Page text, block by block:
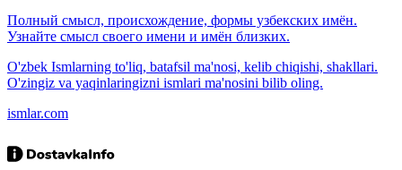
Полный смысл, происхождение, формы узбекских имён.
Узнайте смысл своего имени и имён близких.
O'zbek Ismlarning to'liq, batafsil ma'nosi, kelib chiqishi, shakllari.
O'zingiz va yaqinlaringizni ismlari ma'nosini bilib oling.
ismlar.com